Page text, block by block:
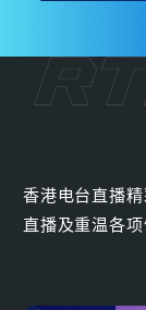
香港电台直播
直播及重温各